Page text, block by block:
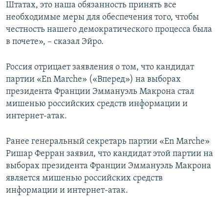
Штатах, это наша обязанность принять все
необходимые меры для обеспечения того, чтобы
честность нашего демократического процесса была
в почете», – сказал Эйро.
Россия отрицает заявления о том, что кандидат
партии «En Marche» («Вперед») на выборах
президента Франции Эммануэль Макрона стал
мишенью российских средств информации и
интернет-атак.
Ранее генеральный секретарь партии «En Marche»
Ришар Ферран заявил, что кандидат этой партии на
выборах президента Франции Эммануэль Макрона
является мишенью российских средств
информации и интернет-атак.